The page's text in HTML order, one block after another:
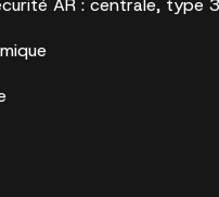
AR : centrale, type 3